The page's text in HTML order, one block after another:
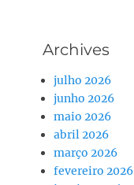
Archives
julho 2026
junho 2026
maio 2026
abril 2026
março 2026
fevereiro 2026